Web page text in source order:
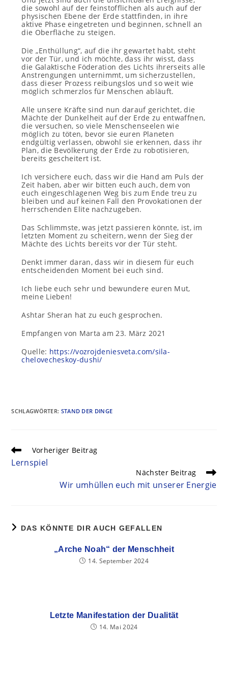
die sowohl auf der feinstofflichen als auch auf der
physischen Ebene der Erde stattfinden, in ihre
aktive Phase eingetreten und beginnen, schnell an
die Oberfläche zu steigen.
Die „Enthüllung“, auf die ihr gewartet habt, steht
vor der Tür, und ich möchte, dass ihr wisst, dass
die Galaktische Föderation des Lichts ihrerseits alle
Anstrengungen unternimmt, um sicherzustellen,
dass dieser Prozess reibungslos und so weit wie
möglich schmerzlos für Menschen abläuft.
Alle unsere Kräfte sind nun darauf gerichtet, die
Mächte der Dunkelheit auf der Erde zu entwaffnen,
die versuchen, so viele Menschenseelen wie
möglich zu töten, bevor sie euren Planeten
endgültig verlassen, obwohl sie erkennen, dass ihr
Plan, die Bevölkerung der Erde zu robotisieren,
bereits gescheitert ist.
Ich versichere euch, dass wir die Hand am Puls der
Zeit haben, aber wir bitten euch auch, dem von
euch eingeschlagenen Weg bis zum Ende treu zu
bleiben und auf keinen Fall den Provokationen der
herrschenden Elite nachzugeben.
Das Schlimmste, was jetzt passieren könnte, ist, im
letzten Moment zu scheitern, wenn der Sieg der
Mächte des Lichts bereits vor der Tür steht.
Denkt immer daran, dass wir in diesem für euch
entscheidenden Moment bei euch sind.
Ich liebe euch sehr und bewundere euren Mut,
meine Lieben!
Ashtar Sheran hat zu euch gesprochen.
Empfangen von Marta am 23. März 2021
Quelle: https://vozrojdeniesveta.com/sila-
chelovecheskoy-dushi/
SCHLAGWÖRTER: STAND DER DINGE
Vorheriger Beitrag
Lernspiel
Nächster Beitrag
Wir umhüllen euch mit unserer Energie
DAS KÖNNTE DIR AUCH GEFALLEN
„Arche Noah“ der Menschheit
14. September 2024
Letzte Manifestation der Dualität
14. Mai 2024